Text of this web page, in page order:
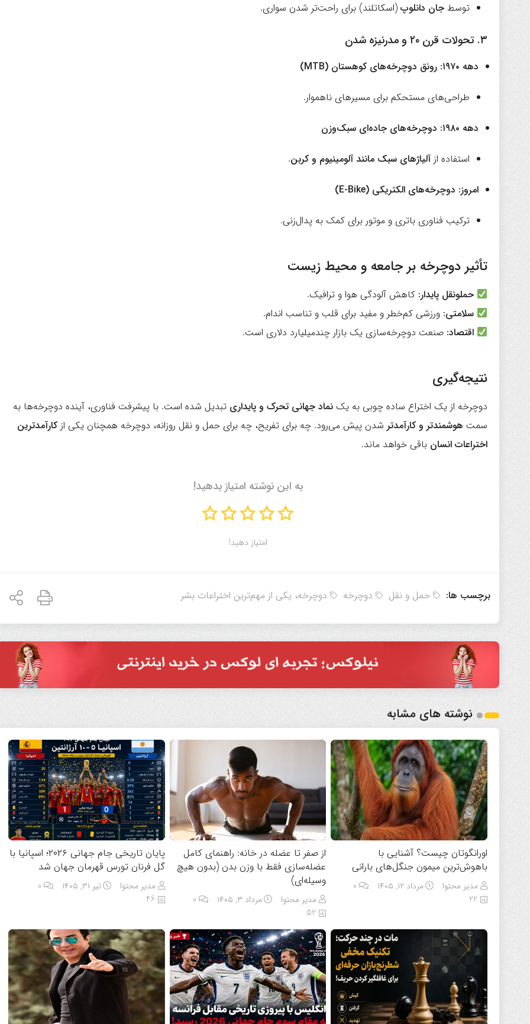
توسط جان دانلوپ (اسکاتلند) برای راحت‌تر شدن سواری.
۳. تحولات قرن ۲۰ و مدرنیزه شدن
دهه ۱۹۷۰: رونق دوچرخه‌های کوهستان (MTB)
طراحی‌های مستحکم برای مسیرهای ناهموار.
دهه ۱۹۸۰: دوچرخه‌های جاده‌ای سبک‌وزن
استفاده از آلیاژهای سبک مانند آلومینیوم و کربن.
امروز: دوچرخه‌های الکتریکی (E-Bike)
ترکیب فناوری باتری و موتور برای کمک به پدال‌زنی.
تأثیر دوچرخه بر جامعه و محیط زیست
حملونقل پایدار: کاهش آلودگی هوا و ترافیک.
سلامتی: ورزشی کم‌خطر و مفید برای قلب و تناسب اندام.
اقتصاد: صنعت دوچرخه‌سازی یک بازار چندمیلیارد دلاری است.
نتیجه‌گیری
دوچرخه از یک اختراع ساده چوبی به یک نماد جهانی تحرک و پایداری تبدیل شده است. با پیشرفت فناوری، آینده دوچرخه‌ها به
سمت هوشمندتر و کارآمدتر شدن پیش می‌رود. چه برای تفریح، چه برای حمل و نقل روزانه، دوچرخه همچنان یکی از کارآمدترین
اختراعات انسان باقی خواهد ماند.
به این نوشته امتیاز بدهید!
امتیاز دهید!
برچسب ها: حمل و نقل دوچرخه دوچرخه، یکی از مهم‌ترین اختراعات بشر
نوشته های مشابه
اورانگوتان چیست؟ آشنایی با
باهوش‌ترین میمون جنگل‌های بارانی
مدیر محتوا مرداد ۱۲, ۱۴۰۵
22
از صفر تا عضله در خانه: راهنمای کامل
عضله‌سازی فقط با وزن بدن (بدون هیچ
وسیله‌ای)
مدیر محتوا مرداد ۳, ۱۴۰۵
0
52
پایان تاریخی جام جهانی ۲۰۲۶؛ اسپانیا با
گل فرنان تورس قهرمان جهان شد
مدیر محتوا تیر ۳۱, ۱۴۰۵
46